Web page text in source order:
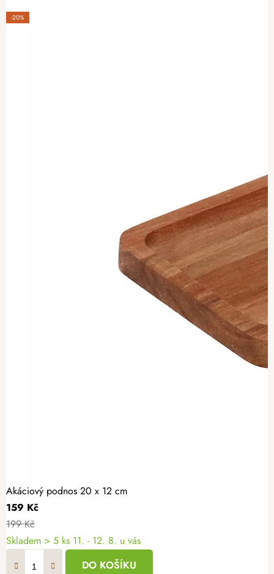
-20%
Akáciový podnos 20 x 12 cm
159 Kč
199 Kč
Skladem > 5 ks 11. - 12. 8. u vás
DO KOŠÍKU